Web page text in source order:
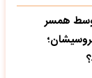
همسر